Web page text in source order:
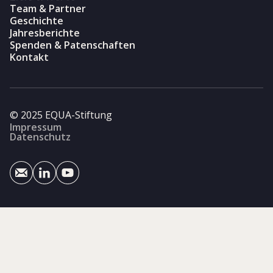
Team & Partner
Geschichte
Jahresberichte
Spenden & Patenschaften
Kontakt
© 2025 EQUA-Stiftung
Impressum
Datenschutz